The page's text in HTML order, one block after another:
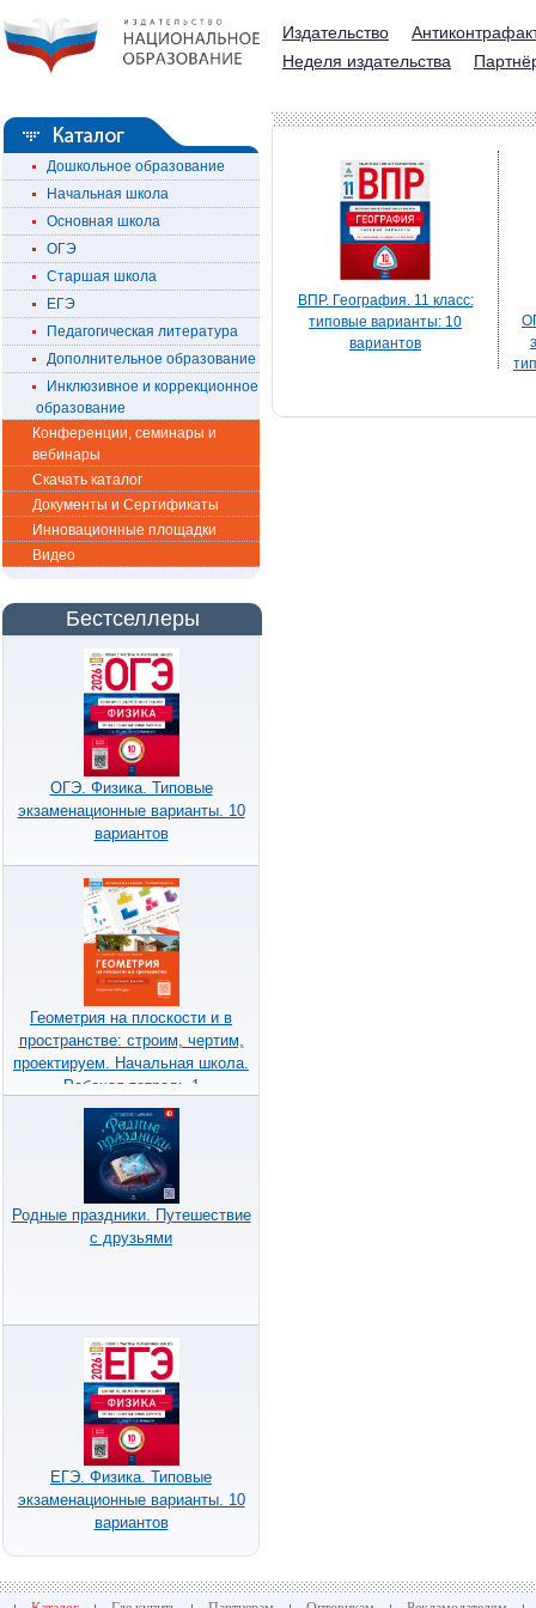
Издательство
Неделя издательства
Дошкольное образование
Начальная школа
Основная школа
ОГЭ
Старшая школа
ЕГЭ
Педагогическая литература
Дополнительное образование
Инклюзивное и коррекционное
образование
Конференции, семинары и
вебинары
Скачать каталог
Документы и Сертификаты
Инновационные площадки
Видео
Бестселлеры
ОГЭ. Физика. Типовые
экзаменационные варианты. 10
вариантов
Геометрия на плоскости и в
пространстве: строим, чертим,
проектируем. Начальная школа.
Рабочая тетрадь 1
Родные праздники. Путешествие
с друзьями
ЕГЭ. Физика. Типовые
экзаменационные варианты. 10
вариантов
ВПР. География. 11 класс:
типовые варианты: 10
вариантов